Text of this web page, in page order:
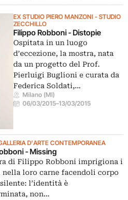
EX STUDIO PIERO MANZONI - STUDIO
ZECCHILLO
Filippo Robboni - Distopie
Ospitata in un luogo
d’eccezione, la mostra, nata
da un progetto del Prof.
Pierluigi Buglioni e curata da
Federica Soldati,…
Milano (MI)
06/03/2015–13/03/2015
D'ARTE CONTEMPORANEA
- Missing
di Filippo Robboni imprigiona i
nella loro carne facendoli corpo
l’identità è
non…